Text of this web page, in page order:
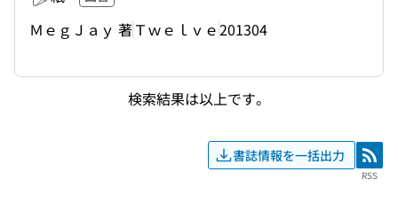
ＭｅｇＪａｙ 著Ｔｗｅｌｖｅ201304
検索結果は以上です。
書誌情報を一括出力 RSS
RSS